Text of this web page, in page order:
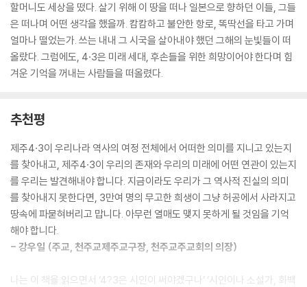
할머니도 세상을 떴다. 살기 위해 이 땅을 떠나 일본으로 향하던 이들, 그들
은 떠나며 어떤 생각을 했을까. 캄캄하고 불안한 항로, 똑딱선을 타고 가며
얼마나 떨었는가. 쓰는 내내 그 시국을 살아내야 했던 그해의 눈빛들이 떠
올랐다. 그럼에도, 4·3은 미래 세대, 후손들을 위한 희망이어야 한다며 힘
겨운 기억을 꺼내는 사람들을 떠올렸다.
추천평
제주4·3이 우리나라 역사의 여정 전체에서 어떠한 의미를 지니고 있는지
를 찾아내고, 제주4·3이 우리의 존재와 우리의 미래에 어떤 연관이 있는지
를 우리는 발견해내야 합니다. 지금이라도 우리가 그 역사적 진실의 의미
를 찾아내지 못한다면, 3만여 명의 무고한 희생이 그냥 허공에서 사라지고
땅속에 파묻혀버리고 맙니다. 아무런 열매도 맺지 못하게 될 것임을 기억
해야 합니다.
- 강우일 (주교, 천주교제주교구장, 천주교주교회의 의장)
나는 이 책을 읽으면서 ‘4?3은 시인이 써야겠구나’ ‘시인이나 소설가, 화백